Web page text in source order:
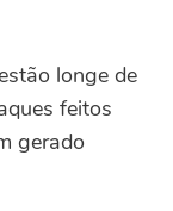
longe de
feitos
gerado